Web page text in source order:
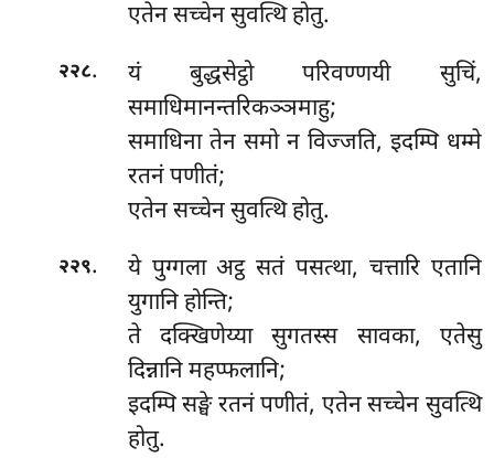
एतेन सच्चेन सुवत्थि होतु.
२२८.
यं बुद्धसेट्ठो परिवण्णयी सुचिं,
समाधिमानन्तरिकञ्ञमाहु;
समाधिना तेन समो न विज्जति, इदम्पि धम्मे
रतनं पणीतं;
एतेन सच्चेन सुवत्थि होतु.
२२९. ये पुग्गला अट्ठ सतं पसत्था, चत्तारि एतानि
युगानि होन्ति;
ते दक्खिणेय्या सुगतस्स सावका, एतेसु
दिन्नानि महप्फलानि;
इदम्पि सङ्घे रतनं पणीतं, एतेनसच्चेन सुवत्थि
होतु.